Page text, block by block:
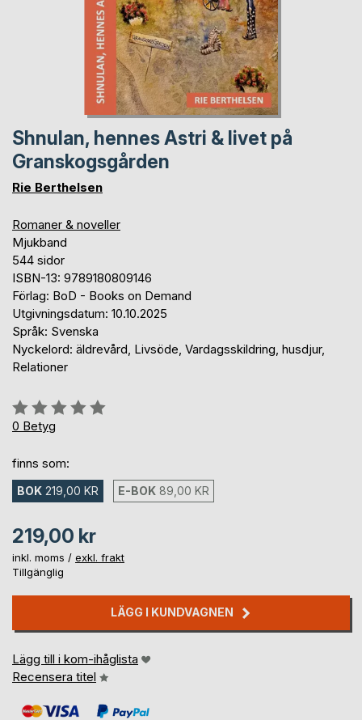
Shnulan, hennes Astri & livet på
Granskogsgården
Rie Berthelsen
Romaner & noveller
Mjukband
544 sidor
ISBN-13: 9789180809146
Förlag: BoD - Books on Demand
Utgivningsdatum: 10.10.2025
Språk: Svenska
Nyckelord: äldrevård, Livsöde, Vardagsskildring, husdjur,
Relationer
Betyg::
0%
0 Betyg
finns som:
BOK 219,00 KR E-BOK 89,00 KR
219,00 kr
inkl. moms / exkl. frakt
Tillgänglig
LÄGG I KUNDVAGNEN
Lägg till i kom-ihåglista
Recensera titel